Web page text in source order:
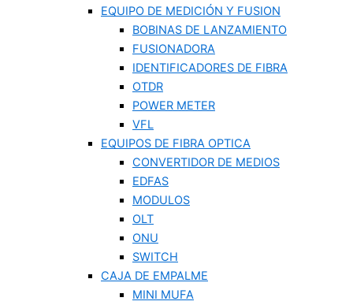
EQUIPO DE MEDICIÓN Y FUSION
BOBINAS DE LANZAMIENTO
FUSIONADORA
IDENTIFICADORES DE FIBRA
OTDR
POWER METER
VFL
EQUIPOS DE FIBRA OPTICA
CONVERTIDOR DE MEDIOS
EDFAS
MODULOS
OLT
ONU
SWITCH
CAJA DE EMPALME
MINI MUFA